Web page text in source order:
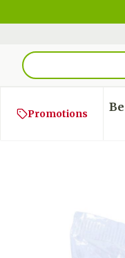
Rechercher
Promotions
Coban